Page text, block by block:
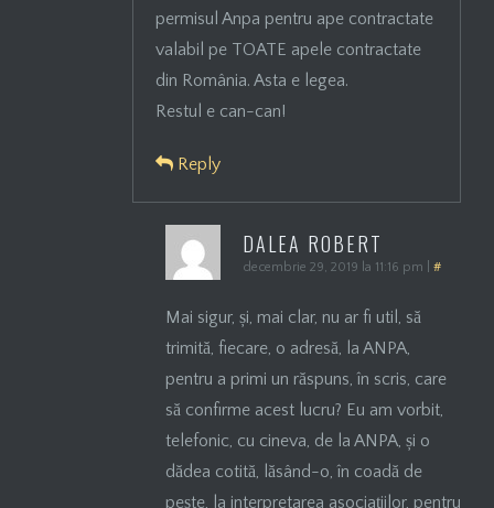
permisul Anpa pentru ape contractate
valabil pe TOATE apele contractate
din România. Asta e legea.
Restul e can-can!
Reply
DALEA ROBERT
decembrie 29, 2019 la 11:16 pm #
Mai sigur, și, mai clar, nu ar fi util, să
trimită, fiecare, o adresă, la ANPA,
pentru a primi un răspuns, în scris, care
să confirme acest lucru? Eu am vorbit,
telefonic, cu cineva, de la ANPA, și o
dădea cotită, lăsând-o, în coadă de
pește, la interpretarea asociațiilor, pentru